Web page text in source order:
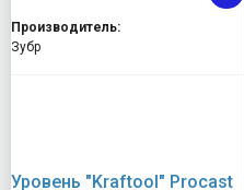
Производитель:
Зубр
Уровень "Kraftool" Procast